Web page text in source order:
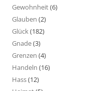
Gewohnheit(6)
Glauben (2)
Glück(182)
Gnade(3)
Grenzen (4)
Handeln (16)
Hass(12)